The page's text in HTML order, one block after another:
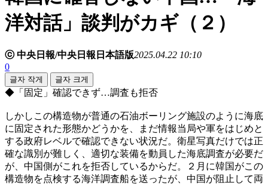
洋対話」談判がカギ（２）
ⓒ 中央日報/中央日報日本語版2025.04.22 10:10
0
글자 작게 글자 크게
◆「固定」確認できず…調査も拒否
しかしこの構造物が普通の石油ボーリング施設のように海底
に固定された形態かどうかを、まだ情報当局や軍をはじめと
する政府レベルで確認できない状況だ。衛星写真だけでは正
確な識別が難しく、適切な装備を動員した海底調査が必要だ
が、中国側がこれを拒否しているからだ。２月に韓国がこの
構造物を点検する海洋調査船を送ったが、中国が阻止して両